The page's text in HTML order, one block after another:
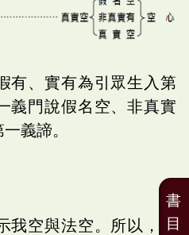
有、實有為引眾生入第
義門說假名空、非真實
義諦。
我空與法空。所以，此
書
目